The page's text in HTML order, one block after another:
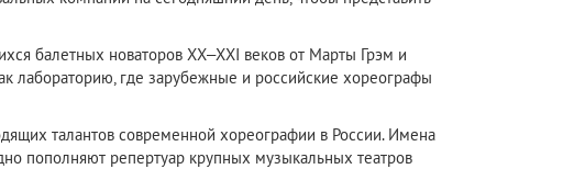
балетных новаторов XX–XXI веков от Марты Грэм и
лабораторию, где зарубежные и российские хореографы
талантов современной хореографии в России. Имена
пополняют репертуар крупных музыкальных театров